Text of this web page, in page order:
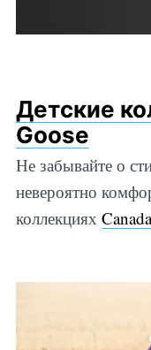
Детские
Goose
Не забывайте о
невероятно
коллекциях